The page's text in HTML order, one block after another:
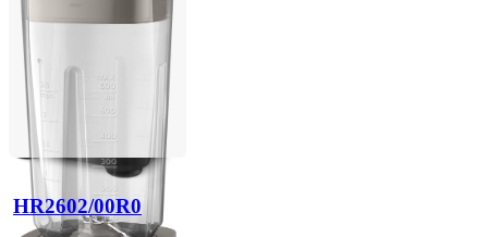
HR2602/00R0